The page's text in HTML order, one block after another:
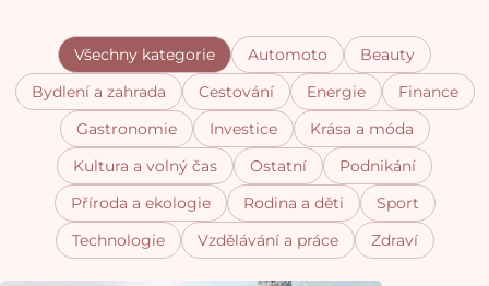
Všechny kategorie Automoto
Beauty
Bydlení a zahrada
Cestování Energie
Finance
Gastronomie
Investice
Krása a móda
Kultura a volný čas
Ostatní
Podnikání
Příroda a ekologie
Rodina a děti
Sport
Technologie
Vzdělávání a práce Zdraví